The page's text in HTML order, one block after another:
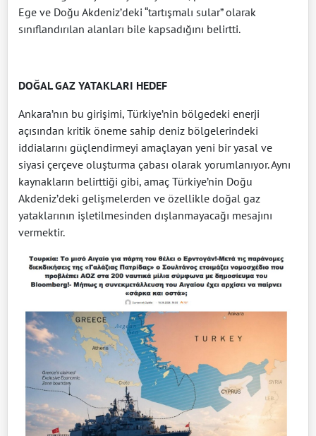
Ege ve Doğu Akdeniz’deki “tartışmalı sular” olarak
sınıflandırılan alanları bile kapsadığını belirtti.
DOĞAL GAZ YATAKLARI HEDEF
Ankara’nın bu girişimi, Türkiye’nin bölgedeki enerji
açısından kritik öneme sahip deniz bölgelerindeki
iddialarını güçlendirmeyi amaçlayan yeni bir yasal ve
siyasi çerçeve oluşturma çabası olarak yorumlanıyor. Aynı
kaynakların belirttiği gibi, amaç Türkiye’nin Doğu
Akdeniz’deki gelişmelerden ve özellikle doğal gaz
yataklarının işletilmesinden dışlanmayacağı mesajını
vermektir.